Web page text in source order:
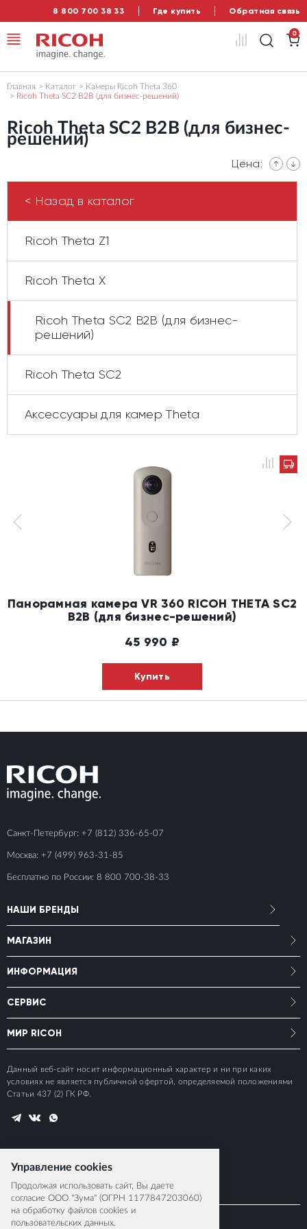
8 800 700 38 33 Где купить Обратная связь
0
Главная Каталог
Камеры Ricoh Theta 360
Ricoh Theta SC2 B2B (для бизнес-решений)
Ricoh Theta SC2 B2B (для бизнес-
решений)
Цена:
< Назад в каталог
Ricoh Theta Z1
Ricoh Theta X
Ricoh Theta SC2 B2B (для бизнес-
решений)
Ricoh Theta SC2
Аксессуары для камер Theta
Панорамная камера VR 360 RICOH THETA SC2
B2B (для бизнес-решений)
45 990 ₽
Купить
Санкт-Петербург: +7 (812) 336-65-07
Москва: +7 (499) 963-31-85
Бесплатно по России: 8 800 700-38-33
НАШИ БРЕНДЫ
МАГАЗИН
ИНФОРМАЦИЯ
СЕРВИС
МИР RICOH
Данный веб-сайт носит информационный характер и ни при каких
условиях не является публичной офертой, определяемой положениями
Статьи 437 (2) ГК РФ.
© 2015-2026 RICOH IMAGING EUROPE S.A.S
Управление cookies
Продолжая использовать сайт, Вы даете
согласие ООО "Зума" (ОГРН 1177847203060)
на обработку файлов cookies и
пользовательских данных.